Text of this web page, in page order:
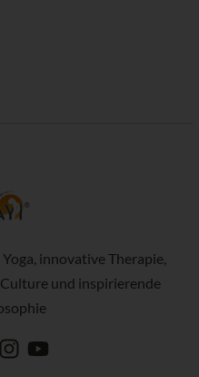
innovative Therapie,
und inspirierende